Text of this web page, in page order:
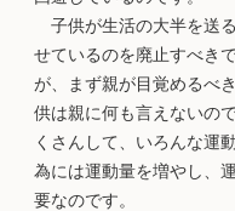
子供が生活の大半を送
せているのを廃止すべき
が、まず親が目覚めるべ
供は親に何も言えないの
くさんして、いろんな運
為には運動量を増やし、
要なのです。